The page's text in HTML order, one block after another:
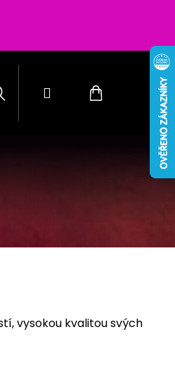
PřihlášeníNákupní
vysokou kvalitou svých